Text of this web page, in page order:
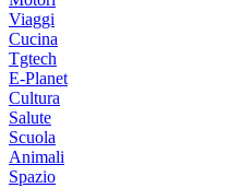
Viaggi
Cucina
Tgtech
E-Planet
Cultura
Salute
Scuola
Animali
Spazio